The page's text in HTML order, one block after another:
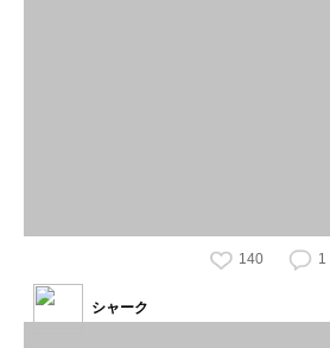
140 1
シャーク